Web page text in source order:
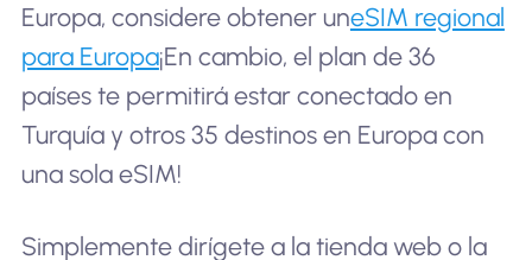
Europa, considere obtener uneSIM regional
para Europa¡En cambio, el plan de 36
países te permitirá estar conectado en
Turquía y otros 35 destinos en Europa con
una sola eSIM!
Simplemente dirígete a la tienda web o la